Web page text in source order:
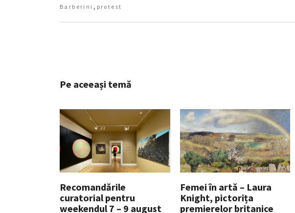
Barberini , protest
Pe aceeași temă
Recomandările
curatorial pentru
weekendul 7 – 9 august
Femei în artă – Laura
Knight, pictorița
premierelor britanice